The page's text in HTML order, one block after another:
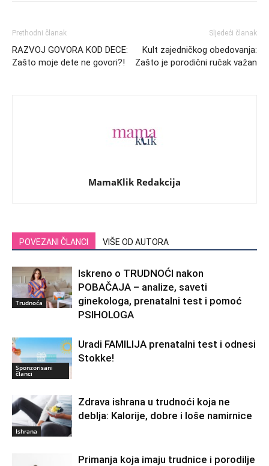
Prethodni članak
RAZVOJ GOVORA KOD DECE:
Zašto moje dete ne govori?!
Sljedeći članak
Kult zajedničkog obedovanja:
Zašto je porodični ručak važan
MamaKlik Redakcija
POVEZANI ČLANCI VIŠE OD AUTORA
Trudnoća
Iskreno o TRUDNOĆI nakon
POBAČAJA – analize, saveti
ginekologa, prenatalni test i pomoć
PSIHOLOGA
Sponzorisani
članci
Uradi FAMILIJA prenatalni test i odnesi
Stokke!
Ishrana
Zdrava ishrana u trudnoći koja ne
deblja: Kalorije, dobre i loše namirnice
Primanja koja imaju trudnice i porodilje